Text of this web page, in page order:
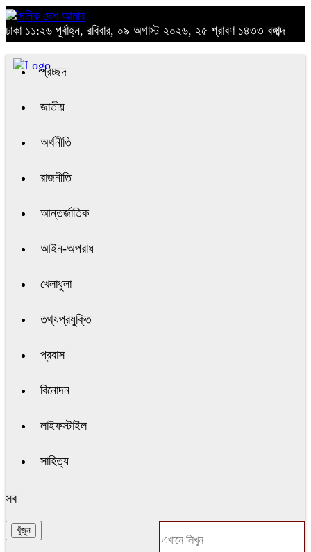
ঢাকা ১১:২৬ পূর্বাহ্ন, রবিবার, ০৯ অগাস্ট ২০২৬, ২৫ শ্রাবণ ১৪৩৩ বঙ্গাব্দ
প্রচ্ছদ
জাতীয়
অর্থনীতি
রাজনীতি
আন্তর্জাতিক
আইন-অপরাধ
খেলাধুলা
তথ্যপ্রযুক্তি
প্রবাস
বিনোদন
লাইফস্টাইল
সাহিত্য
সব